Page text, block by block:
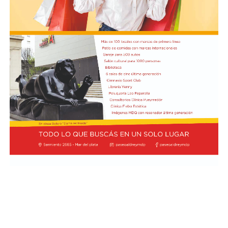
profunda de sus impactos ambientales antes de que las
obras continúen. Radio Encuentro de Viedma
contra los efectivos de las fuerzas federales de seguridad
apostados en el lugar, y que se rompieron baldosas y
bancos públicos para usarlos como proyectiles. También
se registraron daños en estructuras edilicias y en
vehículos policiales.
El Ministerio de Seguridad Nacional solicitó al juzgado
que ordene preservar los registros fílmicos de los
hechos, que se libre oficio al Gobierno porteño y al
Congreso para que informen la totalidad de los daños y
el perjuicio económico, y adelantó que se encuentra
evaluando aportar elementos de prueba adicionales